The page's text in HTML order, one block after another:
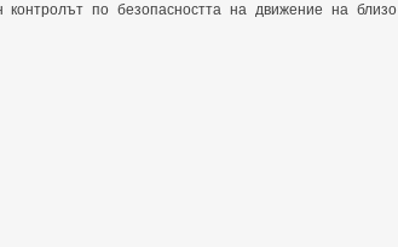
по безопасността на движение на близо